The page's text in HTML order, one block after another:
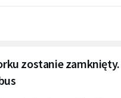
zostanie